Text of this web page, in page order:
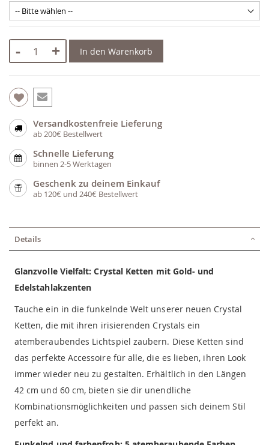
- + In den Warenkorb
Versandkostenfreie Lieferung
ab 200€ Bestellwert
Schnelle Lieferung
binnen 2-5 Werktagen
Geschenk zu deinem Einkauf
ab 120€ und 240€ Bestellwert
Details
Glanzvolle Vielfalt: Crystal Ketten mit Gold- und
Edelstahlakzenten
Tauche ein in die funkelnde Welt unserer neuen Crystal
Ketten, die mit ihren irisierenden Crystals ein
atemberaubendes Lichtspiel zaubern. Diese Ketten sind
das perfekte Accessoire für alle, die es lieben, ihren Look
immer wieder neu zu gestalten. Erhältlich in den Längen
42 cm und 60 cm, bieten sie dir unendliche
Kombinationsmöglichkeiten und passen sich deinem Stil
perfekt an.